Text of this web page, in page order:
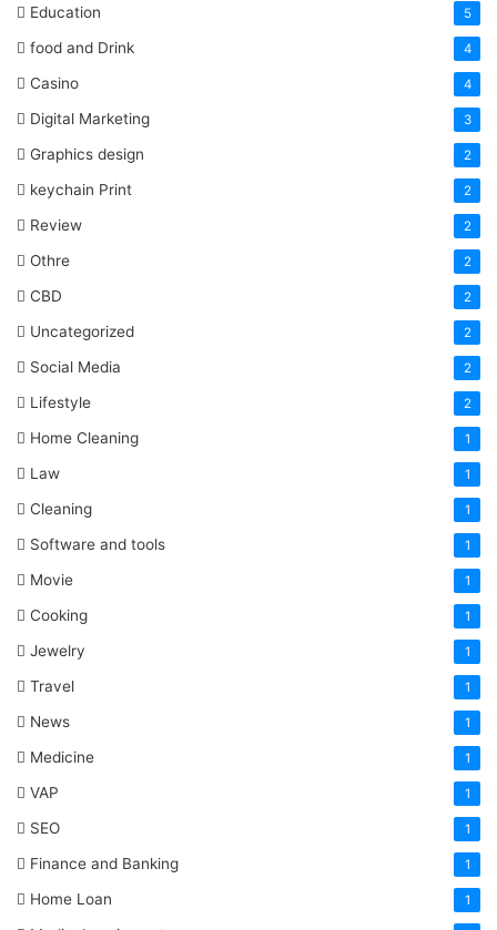
Education 5
food and Drink 4
Casino 4
Digital Marketing 3
Graphics design 2
keychain Print 2
Review 2
Othre 2
CBD 2
Uncategorized 2
Social Media 2
Lifestyle 2
Home Cleaning 1
Law 1
Cleaning 1
Software and tools 1
Movie 1
Cooking 1
Jewelry 1
Travel 1
News 1
Medicine 1
VAP 1
SEO 1
Finance and Banking 1
Home Loan 1